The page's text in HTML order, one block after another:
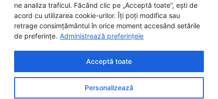
ne analiza traficul. Făcând clic pe „Acceptă toate”, ești de
acord cu utilizarea cookie-urilor. Îți poți modifica sau
retrage consimțământul în orice moment accesând setările
de preferințe. Administrează preferințele
Personalizează
Acceptă toate
©2025 uptask.ro | Toate drepturile rezervate